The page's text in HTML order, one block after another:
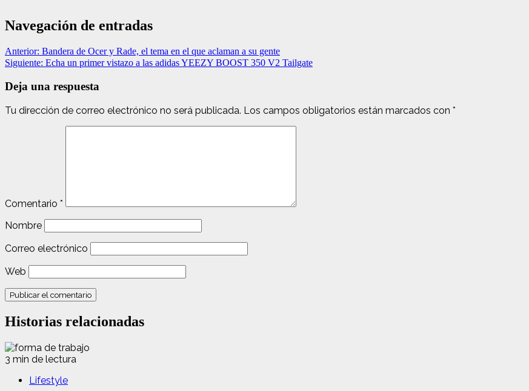
Navegación de entradas
Anterior: Bandera de Ocer y Rade, el tema en el que aclaman a su gente
Siguiente: Echa un primer vistazo a las adidas YEEZY BOOST 350 V2 Tailgate
Deja una respuesta
Tu dirección de correo electrónico no será publicada. Los campos obligatorios están marcados con *
Comentario *
Nombre
Correo electrónico
Web
Historias relacionadas
3 min de lectura
Lifestyle